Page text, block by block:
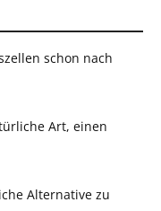
schon nach
Art, einen
Alternative zu